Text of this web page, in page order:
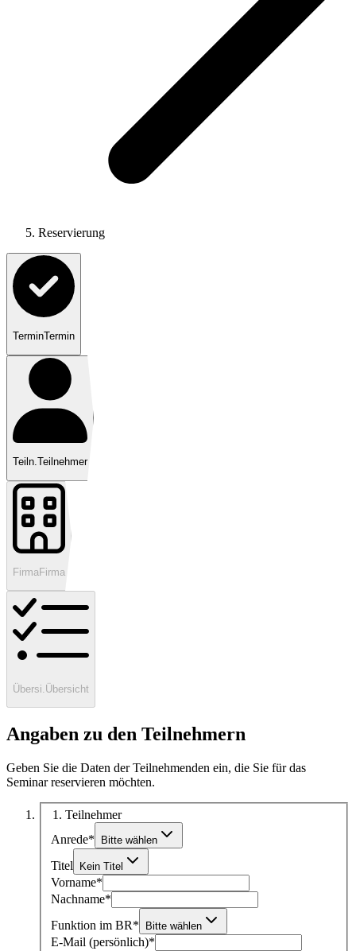
Reservierung
TerminTermin
Teiln.Teilnehmer
Firma Firma
Übersi. Übersicht
Angaben zu den Teilnehmern
Geben Sie die Daten der Teilnehmenden ein, die Sie für das
Seminar reservieren möchten.
1 . Teilnehmer
Anrede* Bitte wählen
Titel Kein Titel
Vorname*
Nachname*
Funktion im BR* Bitte wählen
E-Mail (persönlich)*